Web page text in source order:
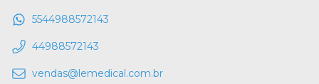
5544988572143
44988572143
vendas@lemedical.com.br